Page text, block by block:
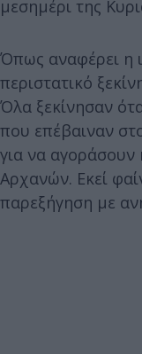
μεσημέρι της
Όπως αναφέρει η
περιστατικό
Όλα ξεκίνησαν
που επέβαιναν
για να
Αρχανών. Εκεί
παρεξήγηση με